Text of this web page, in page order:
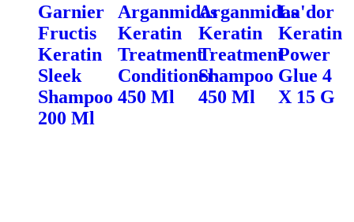
Garnier
Fructis
Keratin
Sleek
Shampoo
200 Ml
Arganmidas
Keratin
Treatment
Conditioner
450 Ml
Arganmidas
Keratin
Treatment
Shampoo
450 Ml
La'dor
Keratin
Power
Glue 4
X 15 G